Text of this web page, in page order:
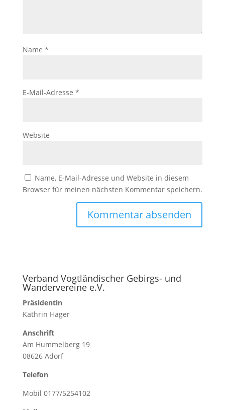
Name *
E-Mail-Adresse *
Website
Name, E-Mail-Adresse und Website in diesem
Browser für meinen nächsten Kommentar speichern.
Verband Vogtländischer Gebirgs- und
Wandervereine e.V.
Präsidentin
Kathrin Hager
Anschrift
Am Hummelberg 19
08626 Adorf
Telefon
Mobil 0177/5254102